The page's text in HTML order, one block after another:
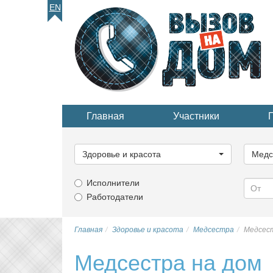
EN
Главная Участники
категорию...
Здоровье и красота
Исполнители
Работодатели
Главная Здоровье и красота Медсестра
Медсестра на дом